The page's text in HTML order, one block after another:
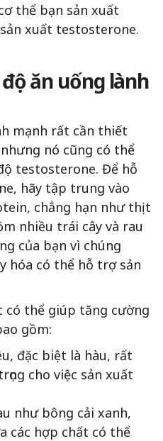
thể bạn sản xuất
xuất testosterone.
ăn uống lành
mạnh rất cần thiết
nó cũng có thể
testosterone. Để hỗ
hãy tập trung vào
chẳng hạn như thịt
nhiều trái cây và rau
của bạn vì chúng
hóa có thể hỗ trợ sản
có thể giúp tăng cường
gồm:
đặc biệt là hàu, rất
cho việc sản xuất
như bông cải xanh,
các hợp chất có thể